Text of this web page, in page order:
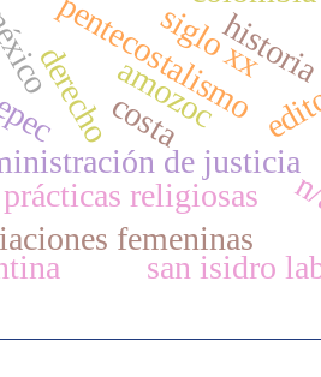
de justicia
derecho
pentecostalismo
prácticas religiosas
siglo xx
amozoc
femeninas
san isidro
costa